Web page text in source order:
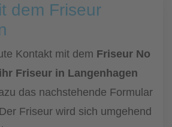
dem Friseur
Kontakt mit dem Friseur No
Friseur in Langenhagen
das nachstehende Formular
Friseur wird sich umgehend